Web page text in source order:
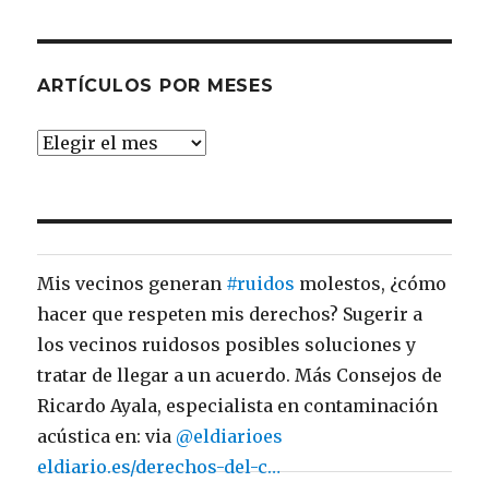
ARTÍCULOS POR MESES
ARTÍCULOS
Mis vecinos generan #ruidos molestos, ¿cómo
hacer que respeten mis derechos? Sugerir a
los vecinos ruidosos posibles soluciones y
tratar de llegar a un acuerdo. Más Consejos de
Ricardo Ayala, especialista en contaminación
acústica en: via @eldiarioes
eldiario.es/derechos-del-c…